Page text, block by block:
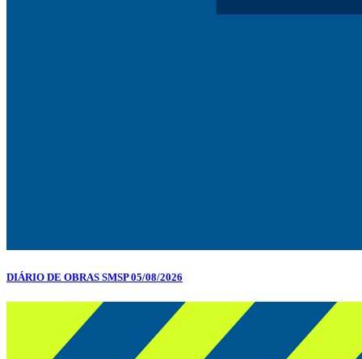
DIÁRIO DE OBRAS SMSP 05/08/2026